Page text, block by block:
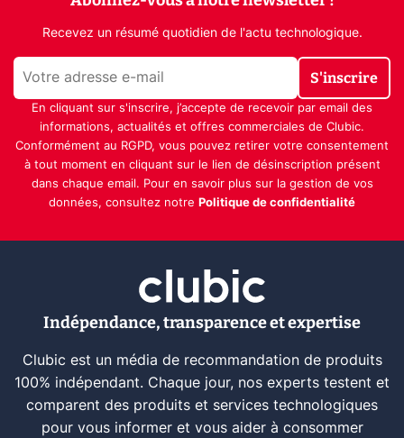
Recevez un résumé quotidien de l'actu technologique.
S'inscrire
En cliquant sur s'inscrire, j’accepte de recevoir par email des
informations, actualités et offres commerciales de Clubic.
Conformément au RGPD, vous pouvez retirer votre consentement
à tout moment en cliquant sur le lien de désinscription présent
dans chaque email. Pour en savoir plus sur la gestion de vos
données, consultez notre Politique de confidentialité
Indépendance, transparence et expertise
Clubic est un média de recommandation de produits
100% indépendant. Chaque jour, nos experts testent et
comparent des produits et services technologiques
pour vous informer et vous aider à consommer